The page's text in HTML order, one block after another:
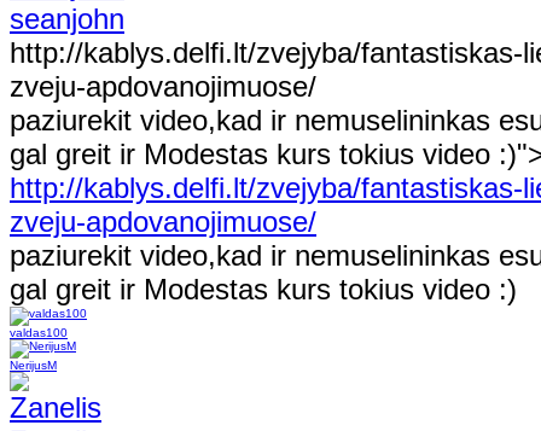
seanjohn
http://kablys.delfi.lt/zvejyba/fantastiskas-
zveju-apdovanojimuose/
paziurekit video,kad ir nemuselininkas
gal greit ir Modestas kurs tokius video
http://kablys.delfi.lt/zvejyba/fantastiskas-
zveju-apdovanojimuose/
paziurekit video,kad ir nemuselininkas
gal greit ir Modestas kurs tokius video :)
valdas100
NerijusM